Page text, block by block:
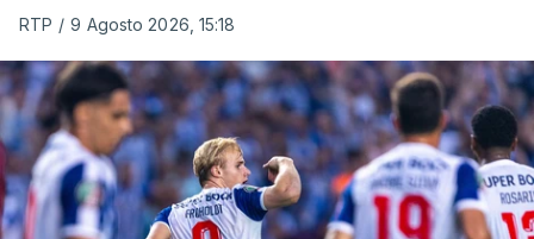
RTP / 9 Agosto 2026, 15:18